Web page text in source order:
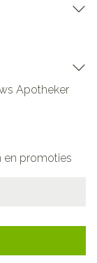
Apotheker
en promoties